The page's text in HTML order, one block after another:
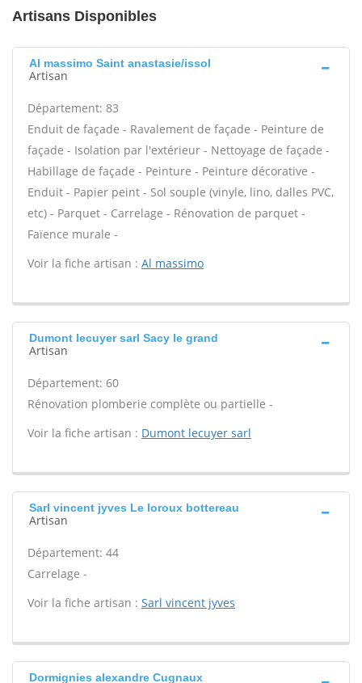
Artisans Disponibles
Al massimo Saint anastasie/issol
Artisan
Département: 83
Enduit de façade - Ravalement de façade - Peinture de
façade - Isolation par l'extérieur - Nettoyage de façade -
Habillage de façade - Peinture - Peinture décorative -
Enduit - Papier peint - Sol souple (vinyle, lino, dalles PVC,
etc) - Parquet - Carrelage - Rénovation de parquet -
Faïence murale -
Voir la fiche artisan : Al massimo
Dumont lecuyer sarl Sacy le grand
Artisan
Département: 60
Rénovation plomberie complète ou partielle -
Voir la fiche artisan : Dumont lecuyer sarl
Sarl vincent jyves Le loroux bottereau
Artisan
Département: 44
Carrelage -
Voir la fiche artisan : Sarl vincent jyves
Dormignies alexandre Cugnaux